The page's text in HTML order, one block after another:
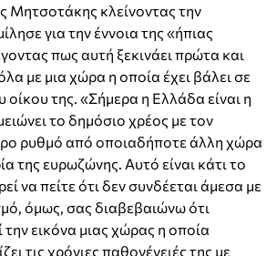
Μητσοτάκης κλείνοντας την
για την έννοια της «ήπιας
πως αυτή ξεκινάει πρώτα και
με μια χώρα η οποία έχει βάλει σε
οίκου της. «Σήμερα η Ελλάδα είναι η
το δημόσιο χρέος με τον
ρυθμό από οποιαδήποτε άλλη χώρα
της ευρωζώνης. Αυτό είναι κάτι το
να πείτε ότι δεν συνδέεται άμεσα με
όμως, σας διαβεβαιώνω ότι
την εικόνα μιας χώρας η οποία
τις χρόνιες παθογένειές της με